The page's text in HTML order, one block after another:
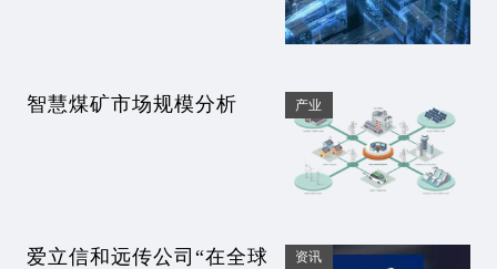
智慧煤矿市场规模分析 产业
爱立信和远传公司“在全球
资讯